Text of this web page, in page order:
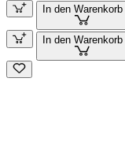
In den Warenkorb
In den Warenkorb